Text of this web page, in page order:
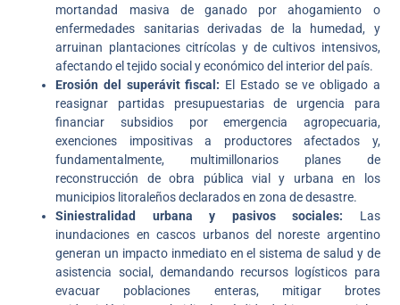
mortandad masiva de ganado por ahogamiento o
enfermedades sanitarias derivadas de la humedad, y
arruinan plantaciones citrícolas y de cultivos intensivos,
afectando el tejido social y económico del interior del país.
Erosión del superávit fiscal: El Estado se ve obligado a
reasignar partidas presupuestarias de urgencia para
financiar subsidios por emergencia agropecuaria,
exenciones impositivas a productores afectados y,
fundamentalmente, multimillonarios planes de
reconstrucción de obra pública vial y urbana en los
municipios litoraleños declarados en zona de desastre.
Siniestralidad urbana y pasivos sociales: Las
inundaciones en cascos urbanos del noreste argentino
generan un impacto inmediato en el sistema de salud y de
asistencia social, demandando recursos logísticos para
evacuar poblaciones enteras, mitigar brotes